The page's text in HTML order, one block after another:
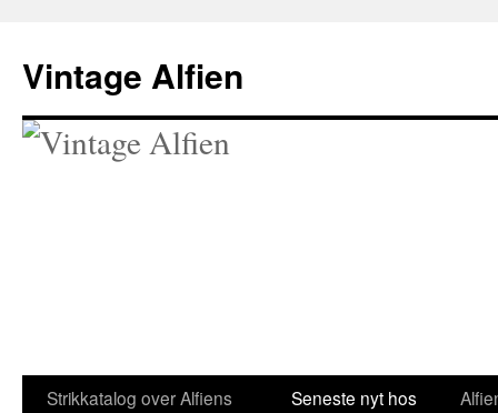
content
Vintage Alfien
Strikkatalog over Alfiens
Seneste nyt hos